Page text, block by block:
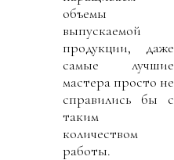
объемы
выпускаемой
продукции, даже
самые лучшие
мастера просто не
справились бы с
таким
количеством
работы.